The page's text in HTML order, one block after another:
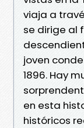
viaja a
se dirige al
joven
1896. Hay
en esta
históricos